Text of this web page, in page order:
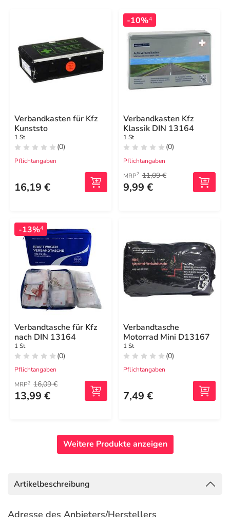
Verbandkasten für Kfz
Kunststo
1 St
(0)
Pflichtangaben
16,19 €
-10%4
Verbandkasten Kfz
Klassik DIN 13164
1 St
(0)
Pflichtangaben
MRP2 11,09 €
9,99 €
-13%4
Verbandtasche für Kfz
nach DIN 13164
1 St
(0)
Pflichtangaben
MRP2 16,09 €
13,99 €
Verbandtasche
Motorrad Mini D13167
1 St
(0)
Pflichtangaben
7,49 €
Weitere Produkte anzeigen
Artikelbeschreibung
Adresse des Anbieters/Herstellers